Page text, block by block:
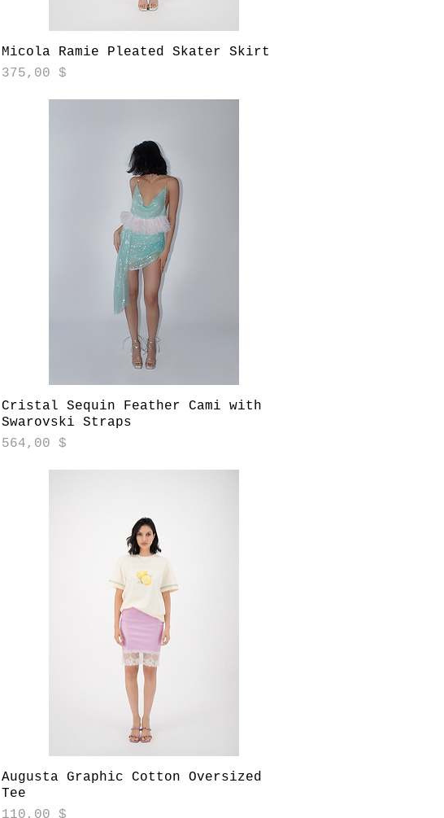
Aperçu rapide
Micola Ramie Pleated Skater Skirt
Prix
375,00 $
Aperçu rapide
Cristal Sequin Feather Cami with
Swarovski Straps
Prix
564,00 $
Aperçu rapide
Augusta Graphic Cotton Oversized
Tee
Prix
110,00 $